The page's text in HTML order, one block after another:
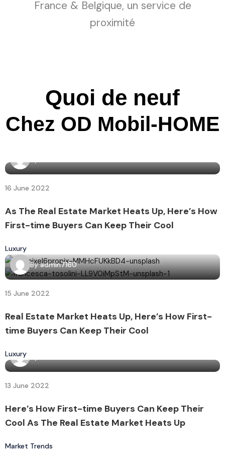
France & Belgique, un service de
proximité
Quoi de neuf
Chez OD Mobil-HOME
16 June 2022
As The Real Estate Market Heats Up, Here’s How
First-time Buyers Can Keep Their Cool
Luxury
Byadmin7160
15 June 2022
Real Estate Market Heats Up, Here’s How First-
time Buyers Can Keep Their Cool
Luxury
13 June 2022
Here’s How First-time Buyers Can Keep Their
Cool As The Real Estate Market Heats Up
Market Trends